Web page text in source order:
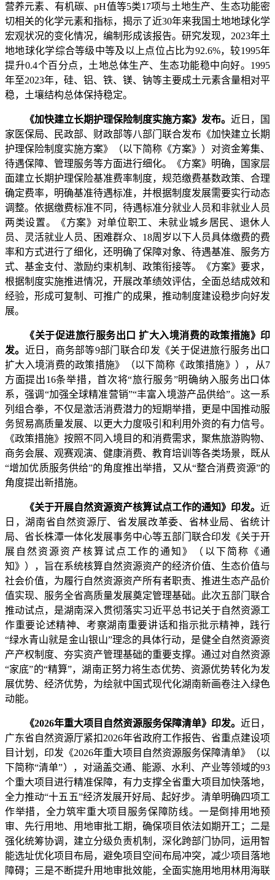
营养元素、有机碳、pH值等5类17项与土地生产、生态功能密
切相关的化学元素和指标，揭示了近30年来我国土地地球化学
宏观状况的变化情况，编制形成该报告。研究发现，2023年土
地地球化学综合等级中等及以上点位占比为92.6%，较1995年
提升0.4个百分点，土地总体生产、生态功能稳中向好。1995
年至2023年，硅、铝、铁、镁、钠等主要成土元素含量相对平
稳，土壤结构总体保持稳定。
《加快建立长期护理保险制度实施方案》发布。 近日，国
家医保局、民政部、财政部等八部门联合发布《加快建立长期
护理保险制度实施方案》（以下简称《方案》）对资金筹集、
待遇保障、管理服务等方面进行细化。《方案》明确，国家层
面建立长期护理保险基准费率制度，规范缴费基数政策、合理
确定费率，明确基准待遇标准，并根据制度发展需要实行动态
调整。依据缴费标准不同，待遇标准分就业人员和非就业人员
两类设置。《方案》对单位职工、未就业城乡居民、退休人
员、灵活就业人员、困难群众、18周岁以下人员具体缴费的费
率和方式进行了细化，还明确了保障对象、待遇基准、服务方
式、基金支付、激励约束机制、政策衔接等。《方案》要求，
根据制度实施推进情况，开展改革绩效评估，全面总结成效和
经验，形成可复制、可推广的成果，推动制度建设稳步向好发
展。
《关于促进旅行服务出口 扩大入境消费的政策措施》印
发。 近日，商务部等9部门联合印发《关于促进旅行服务出口
扩大入境消费的政策措施》（以下简称《政策措施》），从7
方面提出16条举措，首次将“旅行服务”明确纳入服务出口体
系，强调“加强全球精准营销”“丰富入境游产品供给”。这一系
列组合拳，不仅是激活消费潜力的短期举措，更是中国推动服
务贸易高质量发展、以更大力度吸引和利用外资的有力信号。
《政策措施》按照不同入境目的和消费需求，聚焦旅游购物、
商务会展、观赛观演、健康消费、教育培训等各类场景，既从
“增加优质服务供给”的角度推出举措，又从“整合消费资源”的
角度提出新措施。
《关于开展自然资源资产核算试点工作的通知》印发。 近
日，湖南省自然资源厅、省发展改革委、省林业局、省统计
局、省长株潭一体化发展事务中心等五部门联合印发《关于开
展自然资源资产核算试点工作的通知》（以下简称《通
知》），旨在系统核算自然资源资产的经济价值、生态价值与
社会价值，为履行自然资源资产所有者职责、推进生态产品价
值实现、服务全省高质量发展奠定管理基础。此次五部门联合
推动试点，是湖南深入贯彻落实习近平总书记关于自然资源工
作重要论述精神、考察湖南重要讲话和指示批示精神，践行
“绿水青山就是金山银山”理念的具体行动，是健全自然资源资
产产权制度、夯实资产管理基础的重要支撑。通过对自然资源
“家底”的“精算”，湖南正努力将生态优势、资源优势转化为发
展优势、经济优势，为绘就中国式现代化湖南新画卷注入绿色
动能。
《2026年重大项目自然资源服务保障清单》印发。 近日，
广东省自然资源厅紧扣2026年省政府工作报告、省重点建设项
目计划，印发《2026年重大项目自然资源服务保障清单》（以
下简称“清单”），对涵盖交通、能源、水利、产业等领域的93
个重大项目进行精准保障，有力支撑全省重大项目加快落地，
全力推动“十五五”经济发展开好局、起好步。清单明确四项工
作举措，全力筑牢重大项目服务保障防线。一是倒排用地预
审、先行用地、用地审批工期，确保项目依法如期开工；二是
强化统筹协调，建立分级负责机制，深化跨部门协同，运用智
能选址优化项目布局，避免项目空间布局冲突，减少项目落地
障碍；三是不断提升用地审批效能，全面实施用地用林用海联